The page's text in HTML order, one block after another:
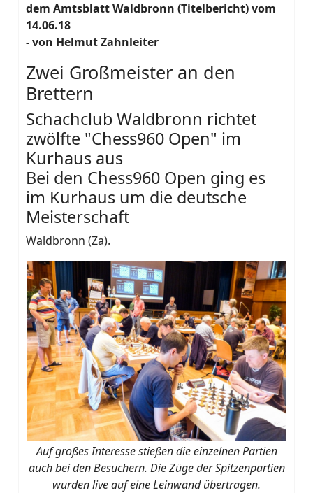
dem Amtsblatt Waldbronn (Titelbericht) vom
14.06.18
- von Helmut Zahnleiter
Zwei Großmeister an den
Brettern
Schachclub Waldbronn richtet
zwölfte "Chess960 Open" im
Kurhaus aus
Bei den Chess960 Open ging es
im Kurhaus um die deutsche
Meisterschaft
Waldbronn (Za).
Auf großes Interesse stießen die einzelnen Partien
auch bei den Besuchern. Die Züge der Spitzenpartien
wurden live auf eine Leinwand übertragen.